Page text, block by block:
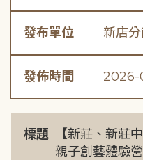
發布單位 新店
發佈時間
標題
【新莊、新莊
親子創藝體驗